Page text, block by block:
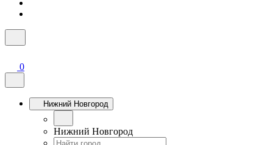
0
Нижний Новгород
Нижний Новгород